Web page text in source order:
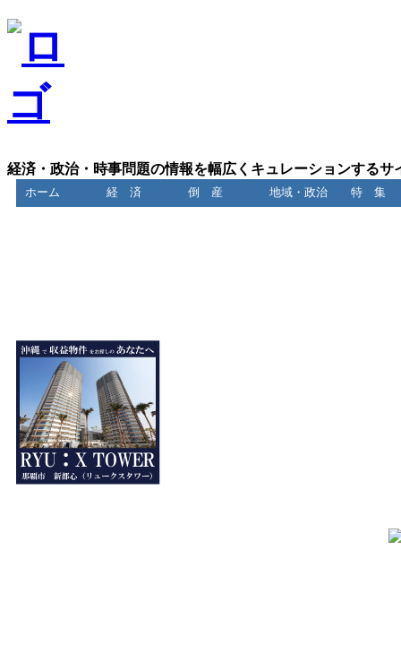
経済・政治・時事問題の情報を幅広くキュレーションするサ
ホーム 経 済 倒 産 地域・政治 特 集